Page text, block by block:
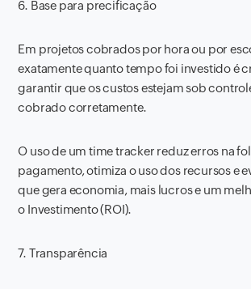
6. Base para precificação
Em projetos cobrados por hora ou por
exatamente quanto tempo foi investido é
garantir que os custos estejam sob
cobrado corretamente.
O uso de um time tracker reduz erros na
pagamento, otimiza o uso dos recursos e
que gera economia, mais lucros e um
o Investimento (ROI).
7. Transparência